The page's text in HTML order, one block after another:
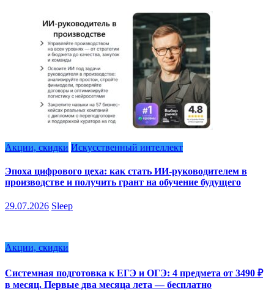
Акции, скидки Искусственный интеллект
Эпоха цифрового цеха: как стать ИИ-руководителем в
производстве и получить грант на обучение будущего
29.07.2026 Sleep
Акции, скидки
Системная подготовка к ЕГЭ и ОГЭ: 4 предмета от 3490 ₽
в месяц. Первые два месяца лета — бесплатно